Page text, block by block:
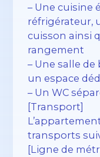
– Une cuisine
réfrigérateur,
cuisson ainsi
rangement
– Une salle
un espace
– Un WC
[Transport]
transports
[Ligne de